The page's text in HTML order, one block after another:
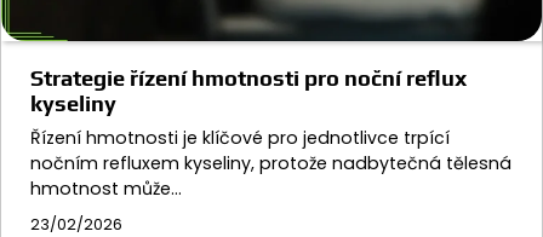
Strategie řízení hmotnosti pro noční reflux
kyseliny
Řízení hmotnosti je klíčové pro jednotlivce trpící
nočním refluxem kyseliny, protože nadbytečná tělesná
hmotnost může…
23/02/2026